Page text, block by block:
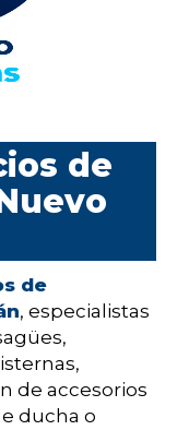
de
de
, especialistas
de accesorios
ducha o